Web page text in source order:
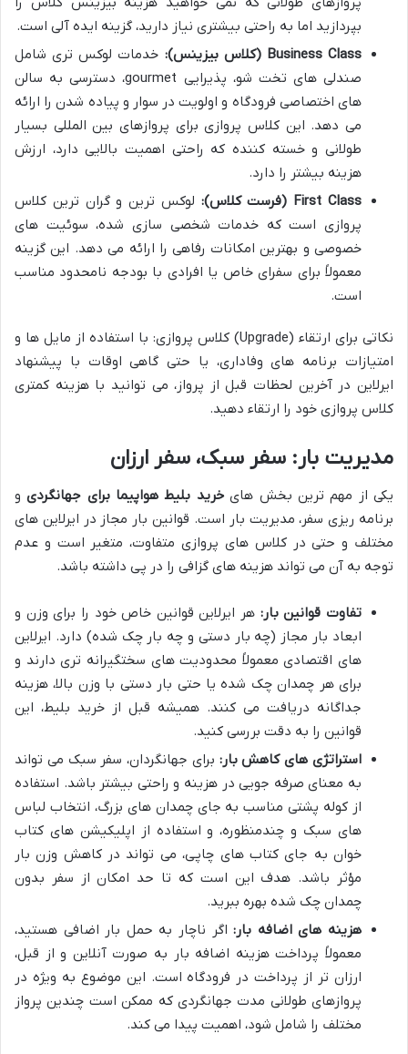
بپردازید اما به راحتی بیشتری نیاز دارید، گزینه ایده آلی است.
Business Class (کلاس بیزینس):
خدمات لوکس تری شامل
صندلی های تخت شو، پذیرایی gourmet، دسترسی به سالن
های اختصاصی فرودگاه و اولویت در سوار و پیاده شدن را ارائه
می دهد. این کلاس پروازی برای پروازهای بین المللی بسیار
طولانی و خسته کننده که راحتی اهمیت بالایی دارد، ارزش
هزینه بیشتر را دارد.
First Class (فرست کلاس):
لوکس ترین و گران ترین کلاس
پروازی است که خدمات شخصی سازی شده، سوئیت های
خصوصی و بهترین امکانات رفاهی را ارائه می دهد. این گزینه
معمولاً برای سفرای خاص یا افرادی با بودجه نامحدود مناسب
است.
نکاتی برای ارتقاء (Upgrade) کلاس پروازی: با استفاده از مایل ها و
امتیازات برنامه های وفاداری، یا حتی گاهی اوقات با پیشنهاد
ایرلاین در آخرین لحظات قبل از پرواز، می توانید با هزینه کمتری
کلاس پروازی خود را ارتقاء دهید.
مدیریت بار: سفر سبک، سفر ارزان
یکی از مهم ترین بخش هایخرید بلیط هواپیما برای جهانگردیو
برنامه ریزی سفر، مدیریت بار است. قوانین بار مجاز در ایرلاین های
مختلف و حتی در کلاس های پروازی متفاوت، متغیر است و عدم
توجه به آن می تواند هزینه های گزافی را در پی داشته باشد.
تفاوت قوانین بار: هر ایرلاین قوانین خاص خود را برای وزن و
ابعاد بار مجاز (چه بار دستی و چه بار چک شده) دارد. ایرلاین
های اقتصادی معمولاً محدودیت های سختگیرانه تری دارند و
برای هر چمدان چک شده یا حتی بار دستی با وزن بالا، هزینه
جداگانه دریافت می کنند. همیشه قبل از خرید بلیط، این
قوانین را به دقت بررسی کنید.
استراتژی های کاهش بار: برای جهانگردان، سفر سبک می تواند
به معنای صرفه جویی در هزینه و راحتی بیشتر باشد. استفاده
از کوله پشتی مناسب به جای چمدان های بزرگ، انتخاب لباس
های سبک و چندمنظوره، و استفاده از اپلیکیشن های کتاب
خوان به جای کتاب های چاپی، می تواند در کاهش وزن بار
مؤثر باشد. هدف این است که تا حد امکان از سفر بدون
چمدان چک شده بهره ببرید.
هزینه های اضافه بار:اگر ناچار به حمل بار اضافی هستید،
معمولاً پرداخت هزینه اضافه بار به صورت آنلاین و از قبل،
ارزان تر از پرداخت در فرودگاه است. این موضوع به ویژه در
پروازهای طولانی مدت جهانگردی که ممکن است چندین پرواز
مختلف را شامل شود، اهمیت پیدا می کند.